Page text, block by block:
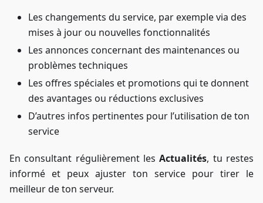
Les changements du service, par exemple via des
mises à jour ou nouvelles fonctionnalités
Les annonces concernant des maintenances ou
problèmes techniques
Les offres spéciales et promotions qui te donnent
des avantages ou réductions exclusives
D’autres infos pertinentes pour l’utilisation de ton
service
En consultant régulièrement lesActualités, tu restes
informé et peux ajuster ton service pour tirer le
meilleur de ton serveur.